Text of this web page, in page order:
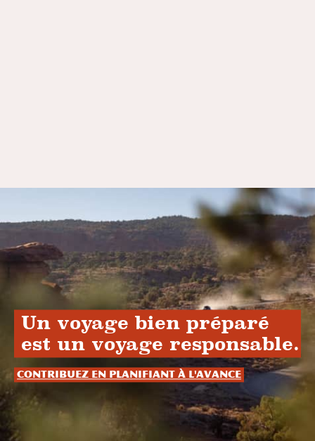
Un voyage bien préparé
est un voyage responsable.
Contribuez en planifiant à l'avance